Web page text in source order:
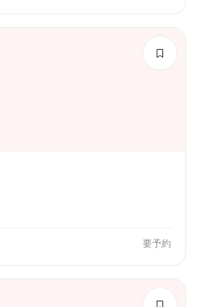
要予約